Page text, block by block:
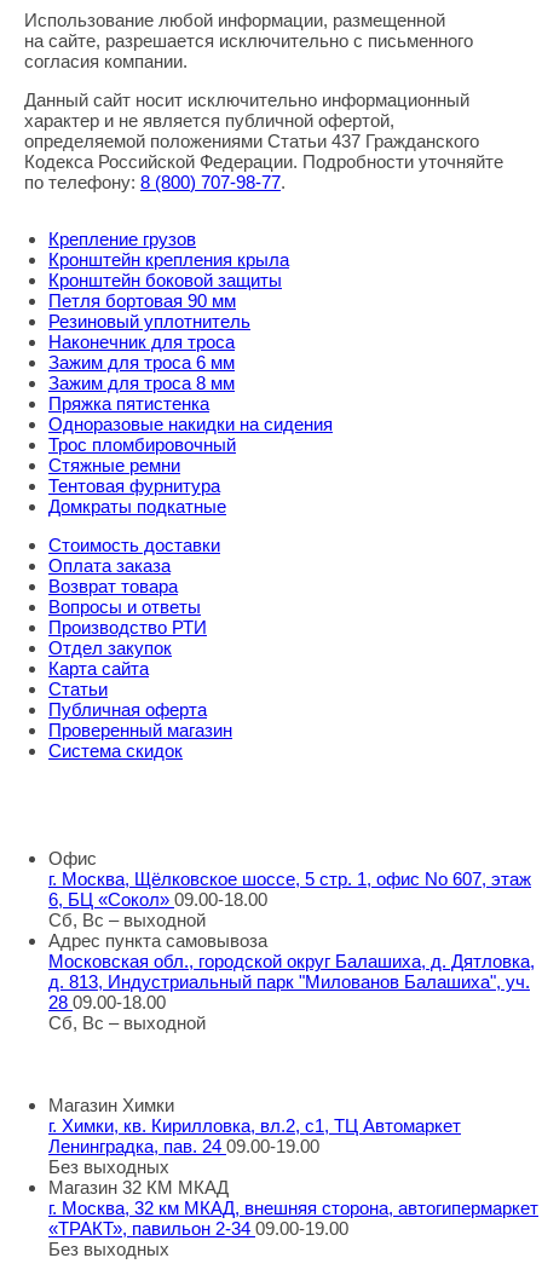
Правовая информация
Использование любой информации, размещенной
на сайте, разрешается исключительно с письменного
согласия компании.
Данный сайт носит исключительно информационный
характер и не является публичной офертой,
определяемой положениями Статьи 437 Гражданского
Кодекса Российской Федерации. Подробности уточняйте
по телефону: 8 (800) 707-98-77.
Крепление грузов
Кронштейн крепления крыла
Кронштейн боковой защиты
Петля бортовая 90 мм
Резиновый уплотнитель
Наконечник для троса
Зажим для троса 6 мм
Зажим для троса 8 мм
Пряжка пятистенка
Одноразовые накидки на сидения
Трос пломбировочный
Стяжные ремни
Тентовая фурнитура
Домкраты подкатные
Стоимость доставки
Оплата заказа
Возврат товара
Вопросы и ответы
Производство РТИ
Отдел закупок
Карта сайта
Статьи
Публичная оферта
Проверенный магазин
Система скидок
Офис
г. Москва, Щёлковское шоссе, 5 стр. 1, офис No 607, этаж
6, БЦ «Сокол» 09.00-18.00
Сб, Вс – выходной
Адрес пункта самовывоза
Московская обл., городской округ Балашиха, д. Дятловка,
д. 813, Индустриальный парк "Милованов Балашиха", уч.
28 09.00-18.00
Сб, Вс – выходной
Магазин Химки
г. Химки, кв. Кирилловка, вл.2, с1, ТЦ Автомаркет
Ленинградка, пав. 24 09.00-19.00
Без выходных
Магазин 32 КМ МКАД
г. Москва, 32 км МКАД, внешняя сторона, автогипермаркет
«ТРАКТ», павильон 2-34 09.00-19.00
Без выходных